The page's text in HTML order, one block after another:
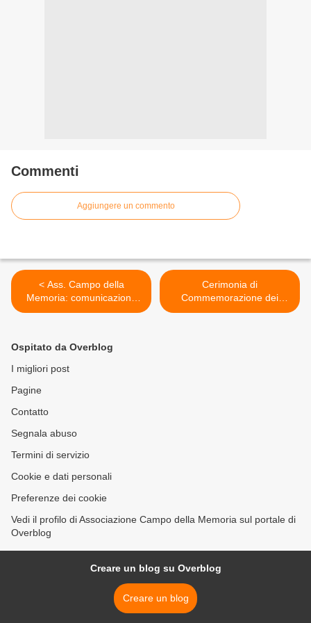
Commenti
Aggiungere un commento
< Ass. Campo della
Memoria: comunicazione
n.1
Cerimonia di
Commemorazione dei
Caduti >
Ospitato da Overblog
I migliori post
Pagine
Contatto
Segnala abuso
Termini di servizio
Cookie e dati personali
Preferenze dei cookie
Vedi il profilo di Associazione Campo della Memoria sul portale di
Overblog
Creare un blog su Overblog
Creare un blog